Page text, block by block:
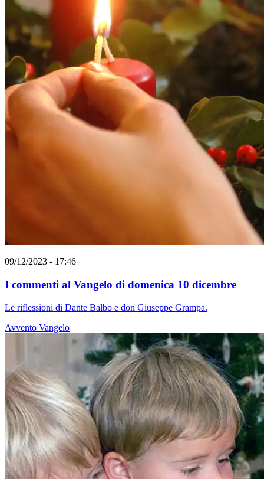
09/12/2023 - 17:46
I commenti al Vangelo di domenica 10 dicembre
Le riflessioni di Dante Balbo e don Giuseppe Grampa.
Avvento Vangelo